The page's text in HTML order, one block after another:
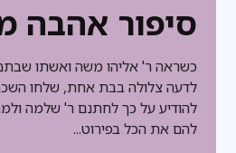
סיפור אהבה
כשראה ר' אליהו משה ואשתו
לדעה צלולה בבת אחת, שלחו
להודיע על כך לחתנם ר' שלמה
להם את הכל בפירוט...